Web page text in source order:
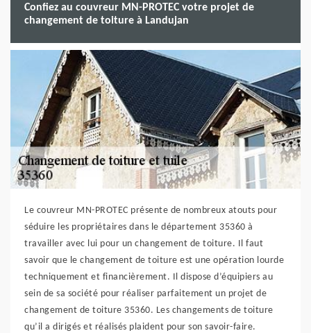
Confiez au couvreur MN-PROTEC votre projet de
changement de toiture à Landujan
Le couvreur MN-PROTEC présente de nombreux atouts pour
séduire les propriétaires dans le département 35360 à
travailler avec lui pour un changement de toiture. Il faut
savoir que le changement de toiture est une opération lourde
techniquement et financièrement. Il dispose d’équipiers au
sein de sa société pour réaliser parfaitement un projet de
changement de toiture 35360. Les changements de toiture
qu’il a dirigés et réalisés plaident pour son savoir-faire.